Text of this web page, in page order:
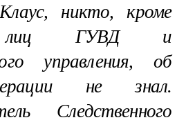
никто, кроме
лиц ГУВД и
управления, об
не знал.
Следственного